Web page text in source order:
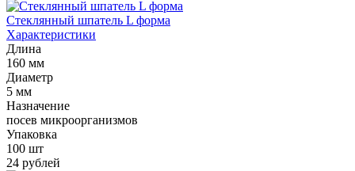
Стеклянный шпатель L форма
Характеристики
Длина
160 мм
Диаметр
5 мм
Назначение
посев микроорганизмов
Упаковка
100 шт
24 рублей